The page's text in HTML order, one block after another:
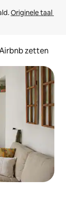
Originele taal
zetten